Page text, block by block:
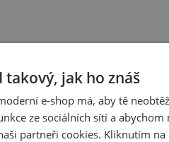
takový, jak ho znáš
e-shop má, aby tě
ze sociálních sítí a
partneři cookies. Kliknutím